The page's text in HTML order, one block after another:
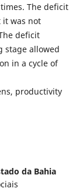
The deficit
was not
deficit
stage allowed
in a cycle of
productivity
da Bahia